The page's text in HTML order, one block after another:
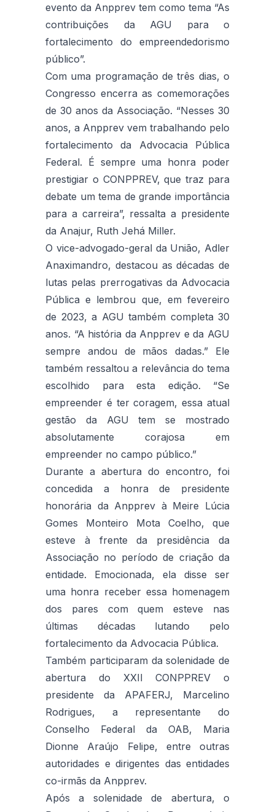
evento da Anpprev tem como tema “As
contribuições da AGU para o
fortalecimento do empreendedorismo
público”.
Com uma programação de três dias, o
Congresso encerra as comemorações
de 30 anos da Associação. “Nesses 30
anos, a Anpprev vem trabalhando pelo
fortalecimento da Advocacia Pública
Federal. É sempre uma honra poder
prestigiar o CONPPREV, que traz para
debate um tema de grande importância
para a carreira”, ressalta a presidente
da Anajur, Ruth Jehá Miller.
O vice-advogado-geral da União, Adler
Anaximandro, destacou as décadas de
lutas pelas prerrogativas da Advocacia
Pública e lembrou que, em fevereiro
de 2023, a AGU também completa 30
anos. “A história da Anpprev e da AGU
sempre andou de mãos dadas.” Ele
também ressaltou a relevância do tema
escolhido para esta edição. “Se
empreender é ter coragem, essa atual
gestão da AGU tem se mostrado
absolutamente corajosa em
empreender no campo público.”
Durante a abertura do encontro, foi
concedida a honra de presidente
honorária da Anpprev à Meire Lúcia
Gomes Monteiro Mota Coelho, que
esteve à frente da presidência da
Associação no período de criação da
entidade. Emocionada, ela disse ser
uma honra receber essa homenagem
dos pares com quem esteve nas
últimas décadas lutando pelo
fortalecimento da Advocacia Pública.
Também participaram da solenidade de
abertura do XXII CONPPREV o
presidente da APAFERJ, Marcelino
Rodrigues, a representante do
Conselho Federal da OAB, Maria
Dionne Araújo Felipe, entre outras
autoridades e dirigentes das entidades
co-irmãs da Anpprev.
Após a solenidade de abertura, o